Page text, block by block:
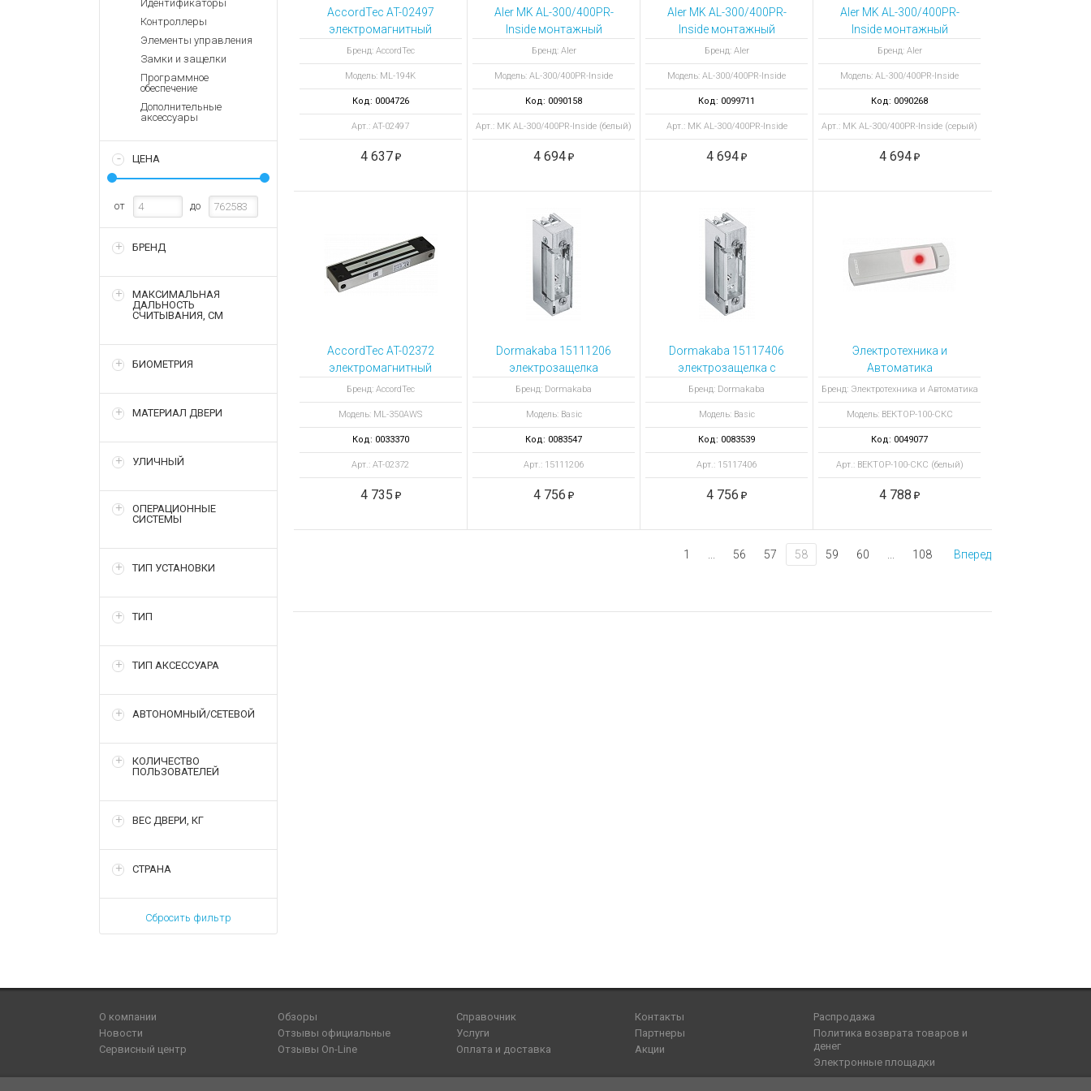
Запасные
Терминалы
оплаты
Зарядные устройства для ноутбуков
Архивные товары
Идентификаторы
Контроллеры
Элементы управления
Замки и защелки
Программное
обеспечение
Дополнительные
аксессуары
ЦЕНА
от до
БРЕНД
МАКСИМАЛЬНАЯ
ДАЛЬНОСТЬ
СЧИТЫВАНИЯ, СМ
БИОМЕТРИЯ
МАТЕРИАЛ ДВЕРИ
УЛИЧНЫЙ
ОПЕРАЦИОННЫЕ
СИСТЕМЫ
ТИП УСТАНОВКИ
ТИП
ТИП АКСЕССУАРА
АВТОНОМНЫЙ/СЕТЕВОЙ
КОЛИЧЕСТВО
ПОЛЬЗОВАТЕЛЕЙ
ВЕС ДВЕРИ, КГ
СТРАНА
Сбросить фильтр
AccordTec AT-02497
электромагнитный
замок ML-194K
Бренд: AccordTec
Модель: ML-194K
Код: 0004726
Арт.: AT-02497
4 637
Aler MK AL-300/400PR-
Inside монтажный
комплект, цвет белый
Бренд: Aler
Модель: AL-300/400PR-Inside
Код: 0090158
Арт.: MK AL-300/400PR-Inside (белый)
4 694
Aler MK AL-300/400PR-
Inside монтажный
комплект, цвет
коричневый
Бренд: Aler
Модель: AL-300/400PR-Inside
Код: 0099711
Арт.: MK AL-300/400PR-Inside
(коричневый)
4 694
Aler MK AL-300/400PR-
Inside монтажный
комплект, цвет серый
Бренд: Aler
Модель: AL-300/400PR-Inside
Код: 0090268
Арт.: MK AL-300/400PR-Inside (серый)
4 694
AccordTec AT-02372
электромагнитный
замок ML-350AWS
Бренд: AccordTec
Модель: ML-350AWS
Код: 0033370
Арт.: AT-02372
4 735
Dormakaba 15111206
электрозащелка
Basic-Radius с
регулируемым
язычком Basic-R E
Бренд: Dormakaba
Модель: Basic
Код: 0083547
Арт.: 15111206
4 756
Dormakaba 15117406
электрозащелка с
регулируемым
язычком
симметричная Basic
AE
Бренд: Dormakaba
Модель: Basic
Код: 0083539
Арт.: 15117406
4 756
Электротехника и
Автоматика
ВЕКТОР-100-СКС
контроллер со
встроенным
считывателем, белый
Бренд: Электротехника и Автоматика
Модель: ВЕКТОР-100-СКС
Код: 0049077
Арт.: ВЕКТОР-100-СКС (белый)
4 788
1 56 57 58 59 60 108 Вперед
О компании
Новости
Сервисный центр
Обзоры
Отзывы официальные
Отзывы On-Line
Справочник
Услуги
Оплата и доставка
Контакты
Партнеры
Акции
Распродажа
Политика возврата товаров и
денег
Электронные площадки